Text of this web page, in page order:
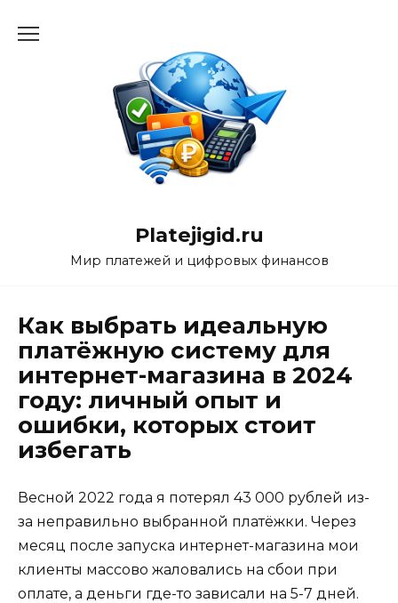
Platejigid.ru
Мир платежей и цифровых финансов
Как выбрать идеальную
платёжную систему для
интернет-магазина в 2024
году: личный опыт и
ошибки, которых стоит
избегать
Весной 2022 года я потерял 43 000 рублей из-
за неправильно выбранной платёжки. Через
месяц после запуска интернет-магазина мои
клиенты массово жаловались на сбои при
оплате, а деньги где-то зависали на 5-7 дней.